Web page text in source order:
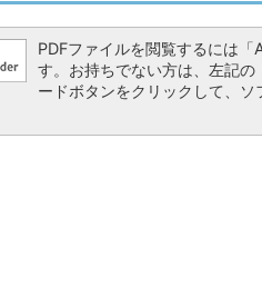
PDFファイルを閲覧するには
す。お持ちでない方は、左記
ードボタンをクリックして、